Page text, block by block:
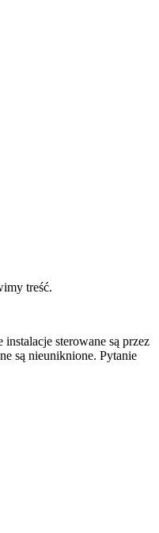
treść.
sterowane są przez
są nieuniknione. Pytanie